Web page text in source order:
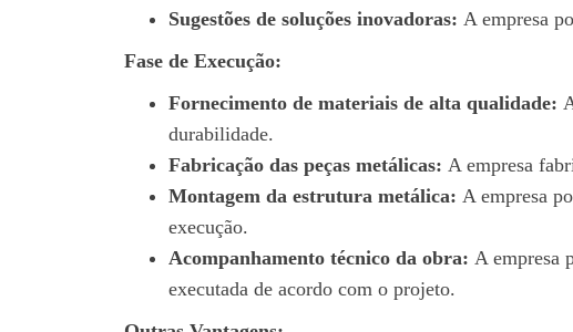
Sugestões de soluções inovadoras: A empresa
Fase de Execução:
Fornecimento de materiais de alta qualidade:
durabilidade.
Fabricação das peças metálicas: A empresa
Montagem da estrutura metálica: A empresa
execução.
Acompanhamento técnico da obra: A empresa
executada de acordo com o projeto.